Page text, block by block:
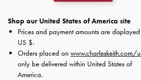
Shop our United States of America site
Prices and payment amounts are
US $.
Orders placed on www.charleskeith.com/
only be delivered within United States of
America.